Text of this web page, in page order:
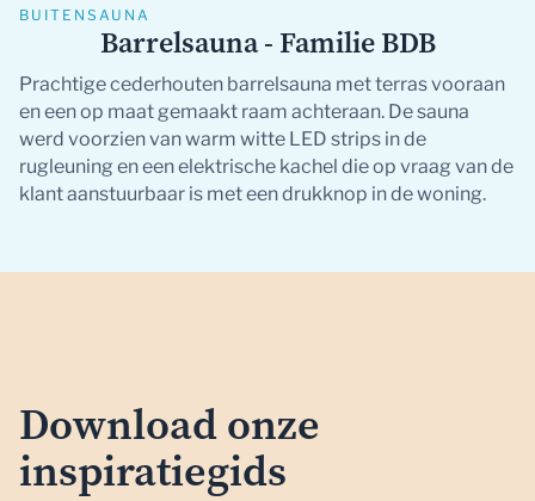
BUITENSAUNA
Barrelsauna - Familie BDB
Prachtige cederhouten barrelsauna met terras vooraan
en een op maat gemaakt raam achteraan. De sauna
werd voorzien van warm witte LED strips in de
rugleuning en een elektrische kachel die op vraag van de
klant aanstuurbaar is met een drukknop in de woning.
Download onze
inspiratiegids